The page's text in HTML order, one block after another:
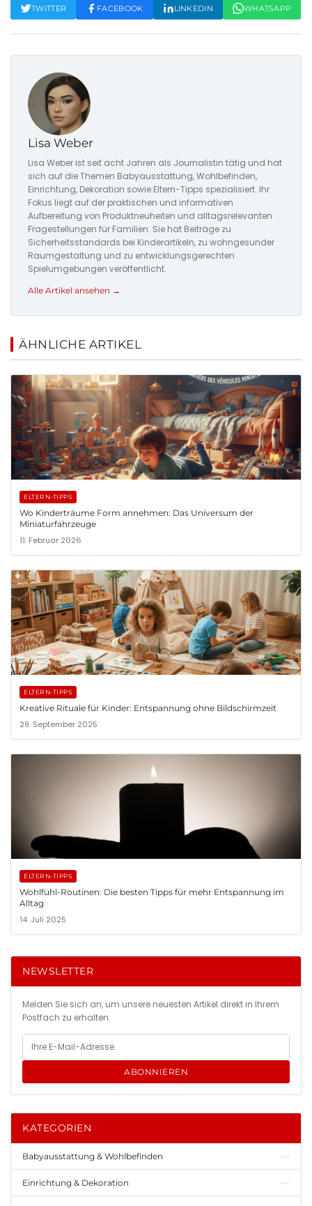
TWITTER FACEBOOK LINKEDIN WHATSAPP
Lisa Weber
Lisa Weber ist seit acht Jahren als Journalistin tätig und hat
sich auf die Themen Babyausstattung, Wohlbefinden,
Einrichtung, Dekoration sowie Eltern-Tipps spezialisiert. Ihr
Fokus liegt auf der praktischen und informativen
Aufbereitung von Produktneuheiten und alltagsrelevanten
Fragestellungen für Familien. Sie hat Beiträge zu
Sicherheitsstandards bei Kinderartikeln, zu wohngesunder
Raumgestaltung und zu entwicklungsgerechten
Spielumgebungen veröffentlicht.
Alle Artikel ansehen →
ÄHNLICHE ARTIKEL
ELTERN-TIPPS
Wo Kinderträume Form annehmen: Das Universum der
Miniaturfahrzeuge
11. Februar 2026
ELTERN-TIPPS
Kreative Rituale für Kinder: Entspannung ohne Bildschirmzeit
29. September 2025
ELTERN-TIPPS
Wohlfühl-Routinen: Die besten Tipps für mehr Entspannung im
Alltag
14. Juli 2025
NEWSLETTER
Melden Sie sich an, um unsere neuesten Artikel direkt in Ihrem
Postfach zu erhalten.
ABONNIEREN
KATEGORIEN
Babyausstattung & Wohlbefinden
Einrichtung & Dekoration